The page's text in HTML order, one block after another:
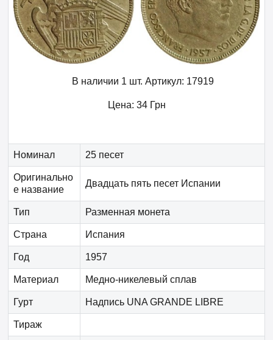
В наличии 1 шт. Артикул: 17919
Цена: 34 Грн
Номинал 25 песет
Оригинально
е название
Двадцать пять песет Испании
Тип Разменная монета
Страна Испания
Год 1957
Материал Медно-никелевый сплав
Гурт Надпись UNA GRANDE LIBRE
Тираж